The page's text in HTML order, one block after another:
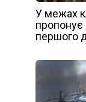
У межах
першого